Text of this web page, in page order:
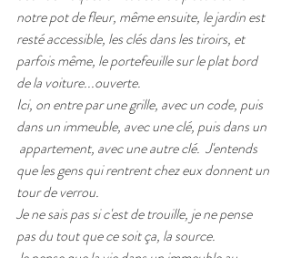
notre pot de fleur, même ensuite, le jardin est
resté accessible, les clés dans les tiroirs, et
parfois même, le portefeuille sur le plat bord
de la voiture...ouverte.
Ici, on entre par une grille, avec un code, puis
dans un immeuble, avec une clé, puis dans un
appartement, avec une autre clé.  J'entends
que les gens qui rentrent chez eux donnent un
tour de verrou.
Je ne sais pas si c'est de trouille, je ne pense
pas du tout que ce soit ça, la source.